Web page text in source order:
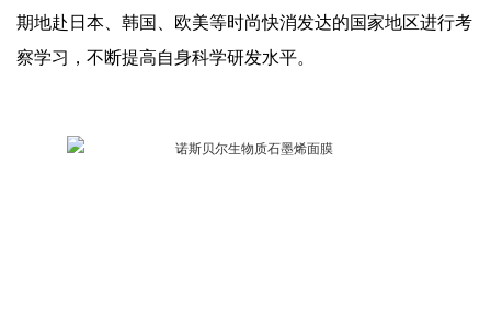
期地赴日本、韩国、欧美等时尚快消发达的国家地区进行考
察学习，不断提高自身科学研发水平。